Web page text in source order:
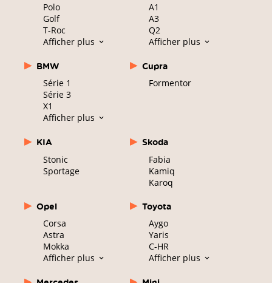
Polo
Golf
T-Roc
Afficher plus
A1
A3
Q2
Afficher plus
BMW
Série 1
Série 3
X1
Afficher plus
Cupra
Formentor
KIA
Stonic
Sportage
Skoda
Fabia
Kamiq
Karoq
Opel
Corsa
Astra
Mokka
Afficher plus
Toyota
Aygo
Yaris
C-HR
Afficher plus